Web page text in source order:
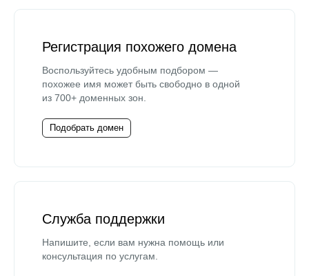
Регистрация похожего домена
Воспользуйтесь удобным подбором —
похожее имя может быть свободно в одной
из 700+ доменных зон.
Подобрать домен
Служба поддержки
Напишите, если вам нужна помощь или
консультация по услугам.